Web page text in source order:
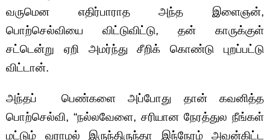
வருமென எதிர்பாராத அந்த இளைஞன்,
பொற்செல்வியை விட்டுவிட்டு, தன் காருக்குள்
சட்டென்று ஏறி அமர்ந்து சீறிக் கொண்டு புறப்பட்டு
விட்டான்.
அந்தப் பெண்களை அப்போது தான் கவனித்த
பொற்செல்வி, “நல்லவேளை, சரியான நேரத்துல நீங்கள்
மட்டும் வராமல் இருந்திருந்தா இந்நேரம் அவன்கிட்ட